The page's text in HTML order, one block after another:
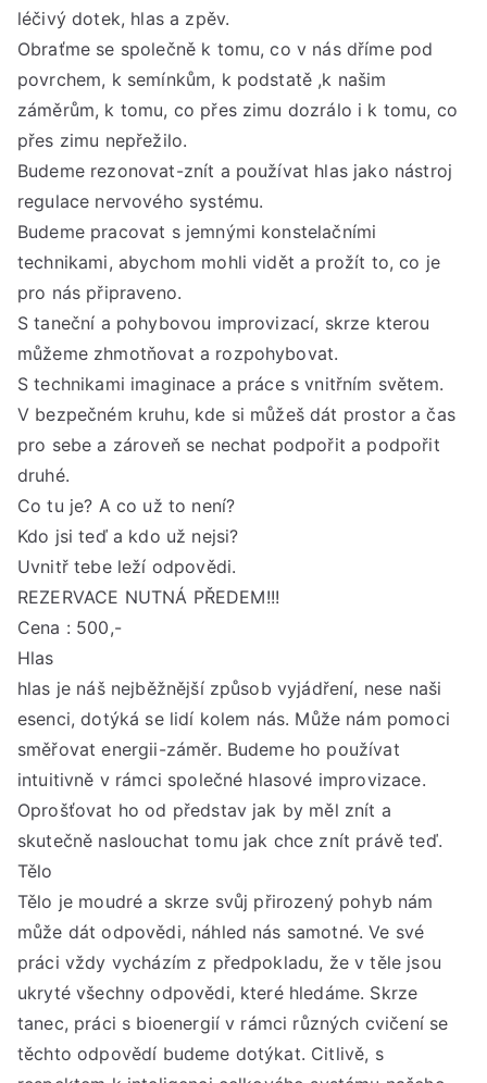
léčivý dotek, hlas a zpěv.
Obraťme se společně k tomu, co v nás dříme pod
povrchem, k semínkům, k podstatě ,k našim
záměrům, k tomu, co přes zimu dozrálo i k tomu, co
přes zimu nepřežilo.
Budeme rezonovat-znít a používat hlas jako nástroj
regulace nervového systému.
Budeme pracovat s jemnými konstelačními
technikami, abychom mohli vidět a prožít to, co je
pro nás připraveno.
S taneční a pohybovou improvizací, skrze kterou
můžeme zhmotňovat a rozpohybovat.
S technikami imaginace a práce s vnitřním světem.
V bezpečném kruhu, kde si můžeš dát prostor a čas
pro sebe a zároveň se nechat podpořit a podpořit
druhé.
Co tu je? A co už to není?
Kdo jsi teď a kdo už nejsi?
Uvnitř tebe leží odpovědi.
REZERVACE NUTNÁ PŘEDEM!!!
Cena : 500,-
Hlas
hlas je náš nejběžnější způsob vyjádření, nese naši
esenci, dotýká se lidí kolem nás. Může nám pomoci
směřovat energii-záměr. Budeme ho používat
intuitivně v rámci společné hlasové improvizace.
Oprošťovat ho od představ jak by měl znít a
skutečně naslouchat tomu jak chce znít právě teď.
Tělo
Tělo je moudré a skrze svůj přirozený pohyb nám
může dát odpovědi, náhled nás samotné. Ve své
práci vždy vycházím z předpokladu, že v těle jsou
ukryté všechny odpovědi, které hledáme. Skrze
tanec, práci s bioenergií v rámci různých cvičení se
těchto odpovědí budeme dotýkat. Citlivě, s